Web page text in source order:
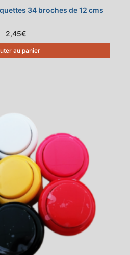
34 broches de 12 cms
2,45€
au panier